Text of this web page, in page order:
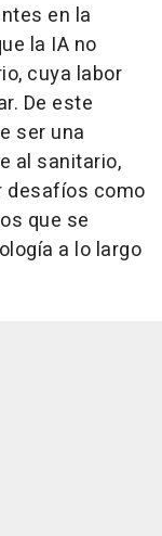
en la
la IA no
cuya labor
De este
ser una
al sanitario,
desafíos como
que se
a lo largo